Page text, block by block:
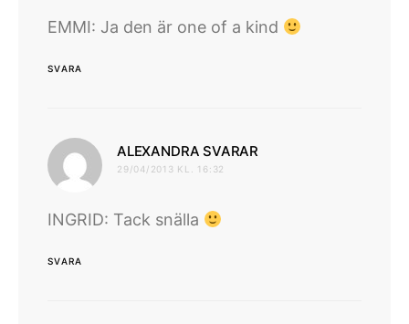
EMMI: Ja den är one of a kind
SVARA
ALEXANDRA SVARAR
29/04/2013 KL. 16:32
INGRID: Tack snälla
SVARA